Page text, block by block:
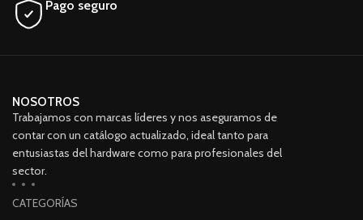
quieras, sin preocuparte por el
espacio. Con su interfaz USB
fácil y rápida. No te preocupes
por la temperatura de
funcionamiento, ya que este
disco duro está diseñado para
resistir en cualquier entorno.
¡No esperes más y adquiere
calidad y sin vencimiento!
Pago seguro
NOSOTROS
Trabajamos con marcas líderes y nos aseguramos de
contar con un catálogo actualizado, ideal tanto para
entusiastas del hardware como para profesionales del
sector.
CATEGORÍAS